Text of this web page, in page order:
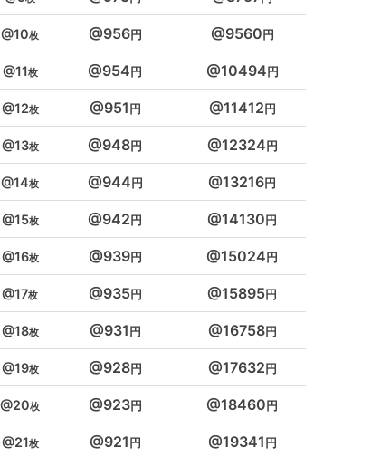
10 956 9560
11 954 10494
12 951 11412
13 948 12324
14 944 13216
15 942 14130
16 939 15024
17 935 15895
18 931 16758
19 928 17632
20 923 18460
21 921 19341